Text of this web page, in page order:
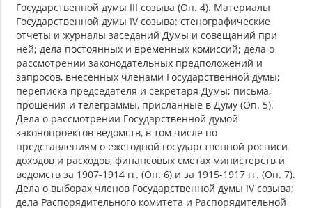
Государственной думы III созыва (Оп. 4). Материалы
Государственной думы IV созыва: стенографические
отчеты и журналы заседаний Думы и совещаний при
ней; дела постоянных и временных комиссий; дела о
рассмотрении законодательных предположений и
запросов, внесенных членами Государственной думы;
переписка председателя и секретаря Думы; письма,
прошения и телеграммы, присланные в Думу (Оп. 5).
Дела о рассмотрении Государственной думой
законопроектов ведомств, в том числе по
представлениям о ежегодной государственной росписи
доходов и расходов, финансовых сметах министерств и
ведомств за 1907-1914 гг. (Оп. 6) и за 1915-1917 гг. (Оп. 7).
Дела о выборах членов Государственной думы IV созыва;
дела Распорядительного комитета и Распорядительной